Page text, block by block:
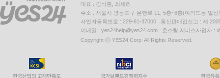
대표 : 김석환, 최세라
주소 : 서울시 영등포구 은행로 11, 5층~6층(여의도동,일신
사업자등록번호 : 229-81-37000 통신판매업신고 : 제
이메일 : yes24help@yes24.com 호스팅 서비스사업자 :
Copyright ⓒ YES24 Corp. All Rights Reserved.